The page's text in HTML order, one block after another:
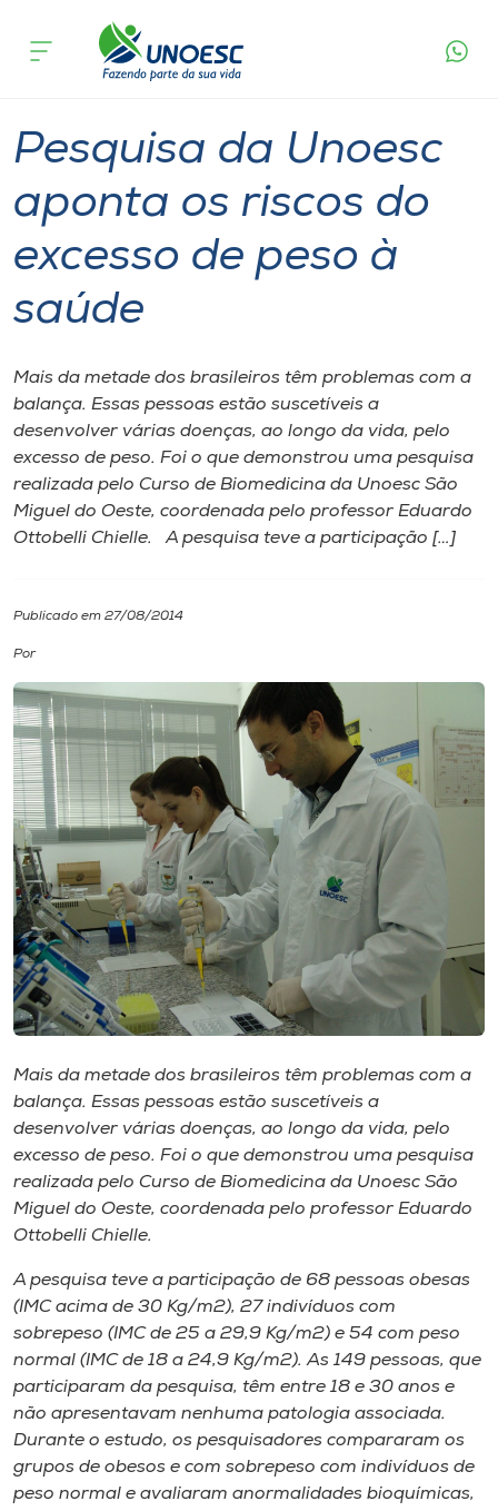
Cursos
Atendimento ao Estudante
Portal de Ensino
A
Unoesc
Internacionalização
I.nova
Diplomados
Cultura
CPA
Biblioteca
Editora
Rádio
Museu
Unoesc
Store
Selecione
o idioma
acontece
Pesquisa da Unoesc
aponta os riscos do
excesso de peso à
saúde
Mais da metade dos brasileiros têm problemas com a
balança. Essas pessoas estão suscetíveis a
desenvolver várias doenças, ao longo da vida, pelo
excesso de peso. Foi o que demonstrou uma pesquisa
realizada pelo Curso de Biomedicina da Unoesc São
Miguel do Oeste, coordenada pelo professor Eduardo
Ottobelli Chielle. A pesquisa teve a participação […]
Publicado em 27/08/2014
Por
Mais da metade dos brasileiros têm problemas com a
balança. Essas pessoas estão suscetíveis a
desenvolver várias doenças, ao longo da vida, pelo
excesso de peso. Foi o que demonstrou uma pesquisa
realizada pelo Curso de Biomedicina da Unoesc São
Miguel do Oeste, coordenada pelo professor Eduardo
Ottobelli Chielle.
A pesquisa teve a participação de 68 pessoas obesas
(IMC acima de 30 Kg/m2), 27 indivíduos com
sobrepeso (IMC de 25 a 29,9 Kg/m2) e 54 com peso
normal (IMC de 18 a 24,9 Kg/m2). As 149 pessoas, que
participaram da pesquisa, têm entre 18 e 30 anos e
não apresentavam nenhuma patologia associada.
Durante o estudo, os pesquisadores compararam os
grupos de obesos e com sobrepeso com indivíduos de
peso normal e avaliaram anormalidades bioquímicas,